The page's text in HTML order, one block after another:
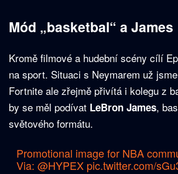
Mód „basketbal“ a James
Kromě filmové a hudební scény cílí
na sport. Situaci s Neymarem už
Fortnite ale zřejmě přivítá i kolegu z
by se měl podívat LeBron James,
světového formátu.
Promotional image for NBA
Via: @HYPEX pic.twitter.com/